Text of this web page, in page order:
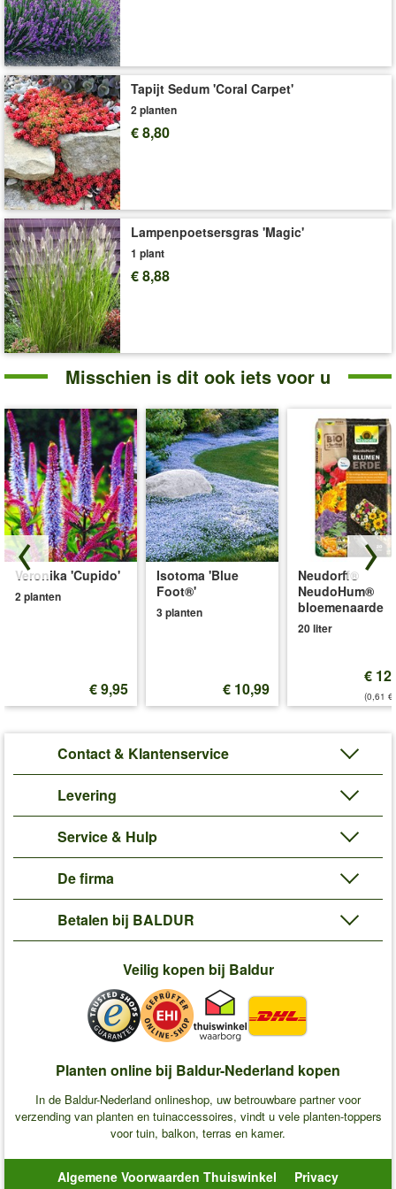
Art.nr.:9655
Levering omvat:9x9 cm-pot
'Gentiaan-Ereprijs'
Plant- en Verzorgingstips
Tapijt Sedum 'Coral Carpet'
2 planten
€ 8,80
Lampenpoetsersgras 'Magic'
1 plant
€ 8,88
Misschien is dit ook iets voor u
Veronika 'Cupido'
2 planten
€ 9,95
Isotoma 'Blue
Foot®'
3 planten
€ 10,99
Neudorff®
NeudoHum®
bloemenaarde
20 liter
€
(0,61
Contact & Klantenservice
Levering
Service & Hulp
De firma
Betalen bij BALDUR
Veilig kopen bij Baldur
Planten online bij Baldur-Nederland kopen
In de Baldur-Nederland onlineshop, uw betrouwbare partner voor
verzending van planten en tuinaccessoires, vindt u vele planten-toppers
voor tuin, balkon, terras en kamer.
Algemene Voorwaarden Thuiswinkel Privacy